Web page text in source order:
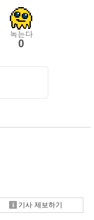
녹는다
0
기사 제보하기